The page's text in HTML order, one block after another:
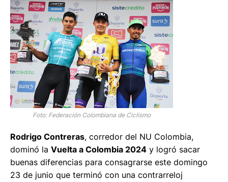
Foto: Federación Colombiana de Ciclismo
Rodrigo Contreras, corredor del NU Colombia,
dominó la Vuelta a Colombia 2024 y logró sacar
buenas diferencias para consagrarse este domingo
23 de junio que terminó con una contrarreloj